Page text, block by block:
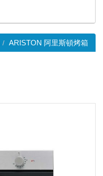
ARISTON 阿里斯頓烤箱